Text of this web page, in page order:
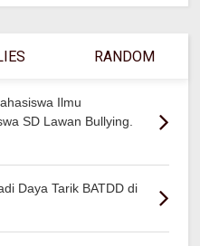
RANDOM
Ilmu
SD Lawan Bullying.
Daya Tarik BATDD di